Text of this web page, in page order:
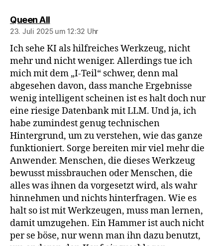
Queen Allsagt:
23. Juli 2025 um 12:32 Uhr
Ich sehe KI als hilfreiches Werkzeug, nicht
mehr und nicht weniger. Allerdings tue ich
mich mit dem „I-Teil“ schwer, denn mal
abgesehen davon, dass manche Ergebnisse
wenig intelligent scheinen ist es halt doch nur
eine riesige Datenbank mit LLM. Und ja, ich
habe zumindest genug technischen
Hintergrund, um zu verstehen, wie das ganze
funktioniert. Sorge bereiten mir viel mehr die
Anwender. Menschen, die dieses Werkzeug
bewusst missbrauchen oder Menschen, die
alles was ihnen da vorgesetzt wird, als wahr
hinnehmen und nichts hinterfragen. Wie es
halt so ist mit Werkzeugen, muss man lernen,
damit umzugehen. Ein Hammer ist auch nicht
per se böse, nur wenn man ihn dazu benutzt,